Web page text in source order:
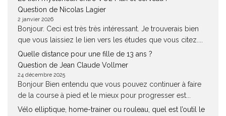
Question de Nicolas Lagier
2 janvier 2026
Bonjour. Ceci est très très intéressant. Je trouverais bien
que vous laissiez le lien vers les études que vous citez....
Quelle distance pour une fille de 13 ans ?
Question de Jean Claude Vollmer
24 décembre 2025
Bonjour Bien entendu que vous pouvez continuer à faire
de la course à pied et le mieux pour progresser est...
Vélo elliptique, home-trainer ou rouleau, quel est l’outil le